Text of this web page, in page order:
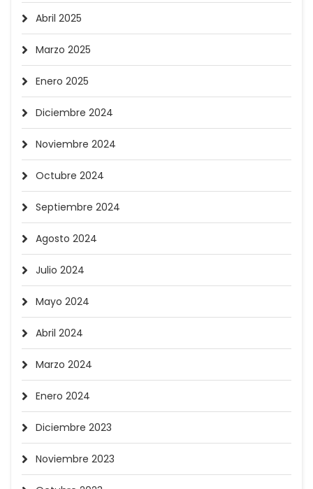
Abril 2025
Marzo 2025
Enero 2025
Diciembre 2024
Noviembre 2024
Octubre 2024
Septiembre 2024
Agosto 2024
Julio 2024
Mayo 2024
Abril 2024
Marzo 2024
Enero 2024
Diciembre 2023
Noviembre 2023